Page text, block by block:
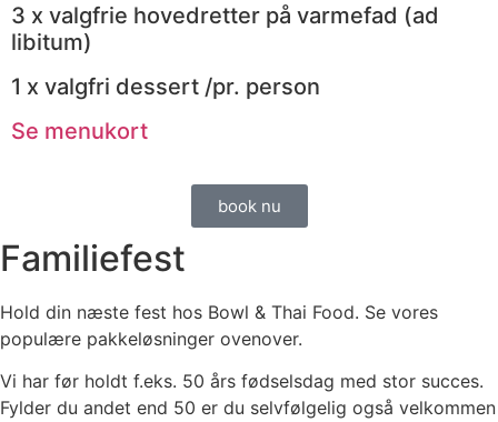
3 x valgfrie hovedretter på varmefad (ad
libitum)
1 x valgfri dessert /pr. person
Se menukort
book nu
Familiefest
Hold din næste fest hos Bowl & Thai Food. Se vores
populære pakkeløsninger ovenover.
Vi har før holdt f.eks. 50 års fødselsdag med stor succes.
Fylder du andet end 50 er du selvfølgelig også velkommen